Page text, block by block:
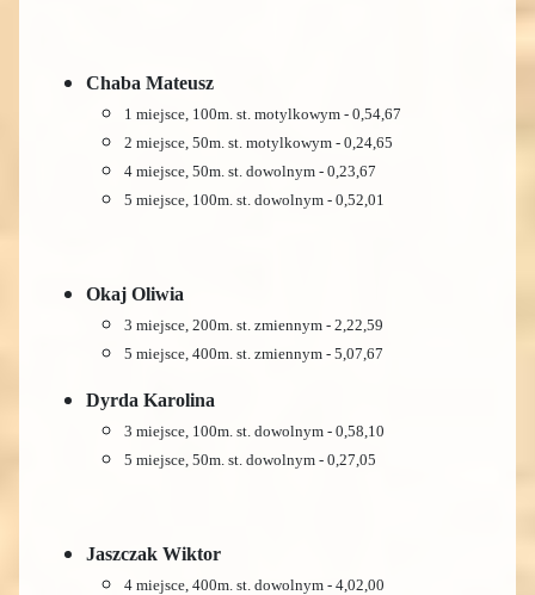
Chaba Mateusz
1 miejsce, 100m. st. motylkowym - 0,54,67
2 miejsce, 50m. st. motylkowym - 0,24,65
4 miejsce, 50m. st. dowolnym - 0,23,67
5 miejsce, 100m. st. dowolnym - 0,52,01
Okaj Oliwia
3 miejsce, 200m. st. zmiennym - 2,22,59
5 miejsce, 400m. st. zmiennym - 5,07,67
Dyrda Karolina
3 miejsce, 100m. st. dowolnym - 0,58,10
5 miejsce, 50m. st. dowolnym - 0,27,05
Jaszczak Wiktor
4 miejsce, 400m. st. dowolnym - 4,02,00